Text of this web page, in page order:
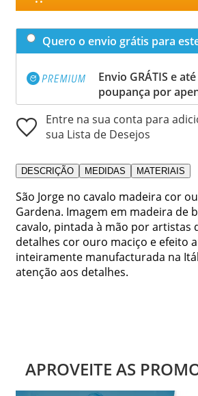
Quero o envio grátis para
Envio GRÁTIS e
poupança por
Entre na sua conta para
sua Lista de Desejos
DESCRIÇÃO MEDIDAS MATERIAIS
São Jorge no cavalo madeira cor
Gardena. Imagem em madeira de
cavalo, pintada à mão por artistas
detalhes cor ouro maciço e efeito
inteiramente manufacturada na
atenção aos detalhes.
APROVEITE AS